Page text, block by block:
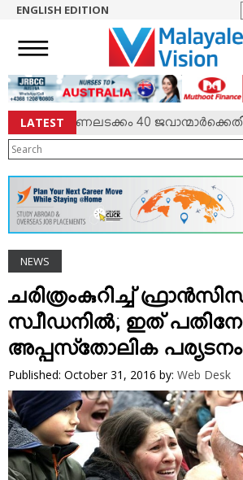
NEWS
ENGLISH
NRI
ENTERTAINMENT
MV SPECIAL
SPORTS
LIFESTYLE
TECH & AUTO
SOCIAL SPHERE
EDITORIAL
ARTS & LITERATURE
MAGAZINE
VIDEOS
YOUR SAY
COOKERY
KARSHAKAN
TOURS & TRAVEL
ENGLISH EDITION
LATEST 40 ജവാന്മാര്‍ക്കെതിരെ
NEWS
ചരിത്രംകുറിച്ച്
സ്വീഡനില്‍; ഇത്
അപ്പസ്‌തോലിക പര്യടനം
Published: October 31, 2016 by: Web Desk